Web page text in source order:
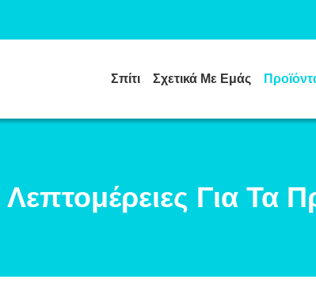
Σπίτι Σχετικά Με Εμάς
Λεπτομέρειες Για Τα